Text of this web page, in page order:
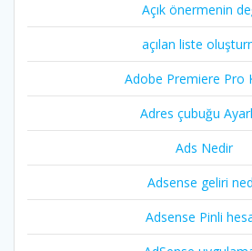
Açık önermenin
açılan liste
Adobe Premiere Pro
Adres çubuğu
Ads Nedir
Adsense geliri
Adsense Pinli